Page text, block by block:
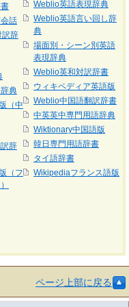
話
訳辞
典
（中
辞
（フ
Weblio英語表現辞典
Weblio英語言い回し辞
典
場面別・シーン別英語
表現辞典
Weblio英和対訳辞書
ウィキペディア英語版
Weblio中国語翻訳辞書
中英英中専門用語辞典
Wiktionary中国語版
韓日専門用語辞書
タイ語辞書
Wikipediaフランス語版
ページ上部に戻る